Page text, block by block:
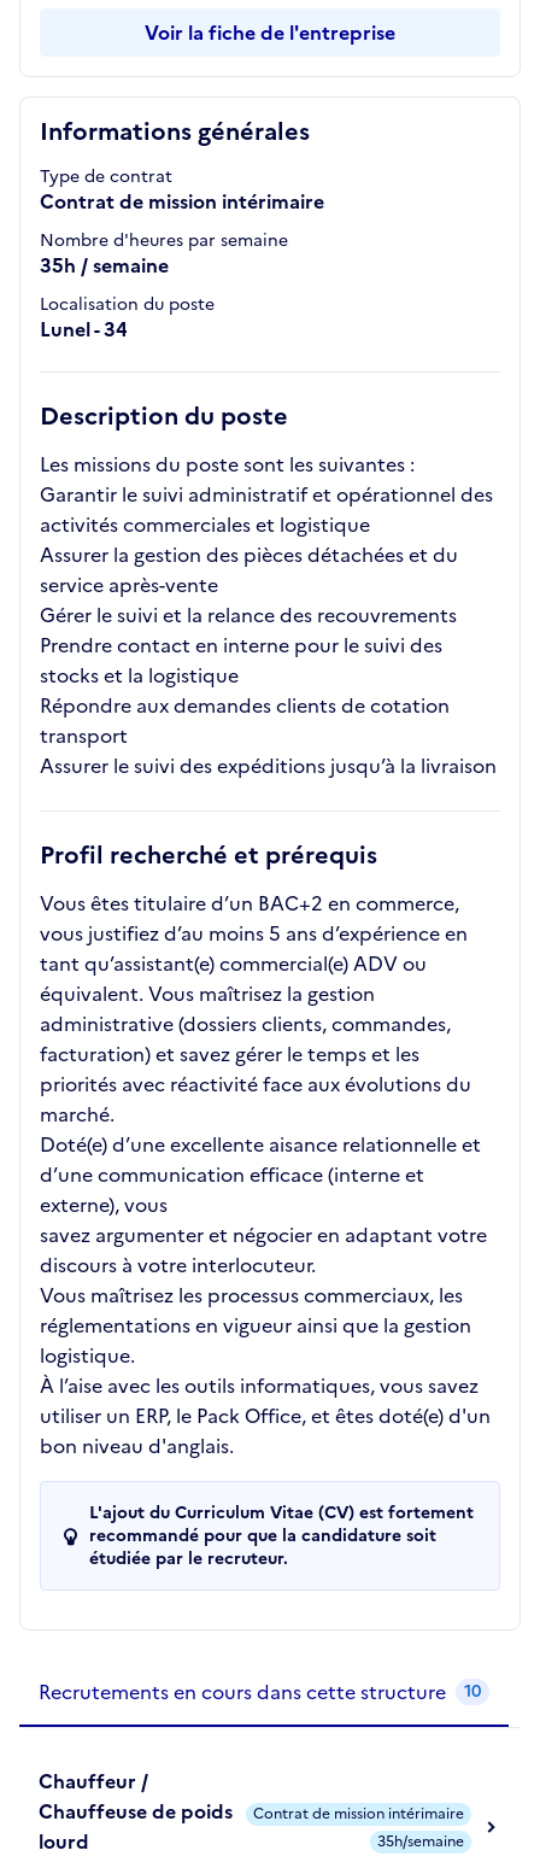
Informations générales
Type de contrat
Contrat de mission intérimaire
Nombre d'heures par semaine
35h / semaine
Localisation du poste
Lunel - 34
Description du poste
Les missions du poste sont les suivantes :
Garantir le suivi administratif et opérationnel des
activités commerciales et logistique
Assurer la gestion des pièces détachées et du
service après-vente
Gérer le suivi et la relance des recouvrements
Prendre contact en interne pour le suivi des
stocks et la logistique
Répondre aux demandes clients de cotation
transport
Assurer le suivi des expéditions jusqu’à la livraison
Profil recherché et prérequis
Vous êtes titulaire d’un BAC+2 en commerce,
vous justifiez d’au moins 5 ans d’expérience en
tant qu’assistant(e) commercial(e) ADV ou
équivalent. Vous maîtrisez la gestion
administrative (dossiers clients, commandes,
facturation) et savez gérer le temps et les
priorités avec réactivité face aux évolutions du
marché.
Doté(e) d’une excellente aisance relationnelle et
d’une communication efficace (interne et
externe), vous
savez argumenter et négocier en adaptant votre
discours à votre interlocuteur.
Vous maîtrisez les processus commerciaux, les
réglementations en vigueur ainsi que la gestion
logistique.
À l’aise avec les outils informatiques, vous savez
utiliser un ERP, le Pack Office, et êtes doté(e) d'un
bon niveau d'anglais.
L'ajout du Curriculum Vitae (CV) est fortement
recommandé pour que la candidature soit
étudiée par le recruteur.
Voir la fiche de l'entreprise
Recrutements en cours dans cette structure 10
Chauffeur /
Chauffeuse de poids
lourd
Contrat de mission intérimaire
35h/semaine